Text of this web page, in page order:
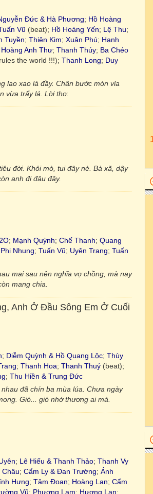
Đức & Hà Phương; Hồ Hoàng
Vũ (beat); Hồ Hoàng Yến; Lệ Thu;
Tuyền; Thiên Kim; Xuân Phú; Hạnh
Hoàng Anh Thư; Thanh Thúy; Ba Chéo
the world !!!); Thanh Long; Duy
lao xao lá đầy. Chân bước mòn vỉa
vừa trẩy lá. Lời thơ.
đời. Khỏi mò, tui đây nè. Bà xã, dậy
anh đi đâu đây.
; Mạnh Quỳnh; Chế Thanh; Quang
Phi Nhung; Tuấn Vũ; Uyên Trang; Tuấn
mai sau nên nghĩa vợ chồng, mà nay
mang chia.
Anh Ở Đầu Sông Em Ở Cuối
; Diễm Quỳnh & Hồ Quang Lộc; Thùy
; Thanh Hoa; Thanh Thuý (beat);
; Thu Hiền & Trung Đức
đã chín ba mùa lúa. Chưa ngày
Gió... gió nhớ thương ai mà.
; Lê Hiếu & Thanh Thảo; Thanh Vy
Châu; Cẩm Ly & Đan Trường; Ánh
Hưng; Tâm Đoan; Hoàng Lan; Cẩm
Vũ; Phương Lam; Hương Lan;